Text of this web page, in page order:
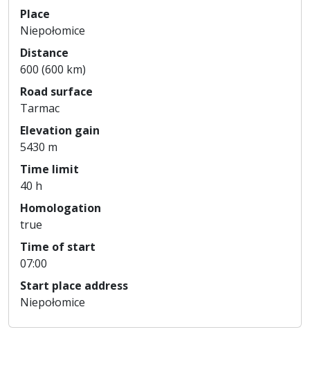
Place
Niepołomice
Distance
600 (600 km)
Road surface
Tarmac
Elevation gain
5430 m
Time limit
40 h
Homologation
true
Time of start
07:00
Start place address
Niepołomice